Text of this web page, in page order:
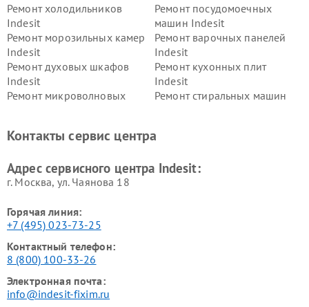
Ремонт холодильников
Indesit
Ремонт посудомоечных
машин Indesit
Ремонт морозильных камер
Indesit
Ремонт варочных панелей
Indesit
Ремонт духовых шкафов
Indesit
Ремонт кухонных плит
Indesit
Ремонт микроволновых
Ремонт стиральных машин
Indesit
Indesit
Контакты сервис центра
Адрес сервисного центра Indesit:
г. Москва, ул. Чаянова 18
Горячая линия:
+7 (495) 023-73-25
Контактный телефон:
8 (800) 100-33-26
Электронная почта:
info@indesit-fixim.ru